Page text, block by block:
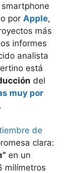
por Apple,
más
informes
analista
está
del
muy por
de
clara:
en un
milímetros